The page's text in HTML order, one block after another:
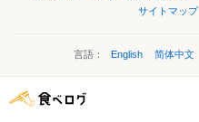
サイトマップ
言語： English 简体中文